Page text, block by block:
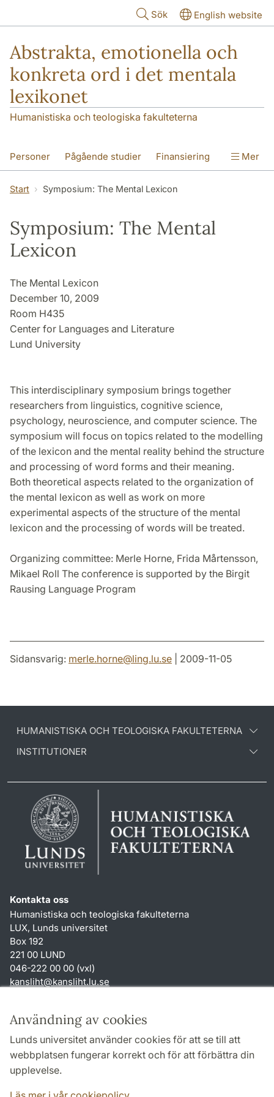
Användning av cookies
Lunds universitet använder cookies för att se till att
webbplatsen fungerar korrekt och för att förbättra din
upplevelse.
Sök English website
Abstrakta, emotionella och
konkreta ord i det mentala
lexikonet
Humanistiska och teologiska fakulteterna
Personer Pågående studier Finansiering
Symposium: The Mental Lexicon
Mer
Start Symposium: The Mental Lexicon
Symposium: The Mental
Lexicon
The Mental Lexicon
December 10, 2009
Room H435
Center for Languages and Literature
Lund University
This interdisciplinary symposium brings together
researchers from linguistics, cognitive science,
psychology, neuroscience, and computer science. The
symposium will focus on topics related to the modelling
of the lexicon and the mental reality behind the structure
and processing of word forms and their meaning.
Both theoretical aspects related to the organization of
the mental lexicon as well as work on more
experimental aspects of the structure of the mental
lexicon and the processing of words will be treated.
Organizing committee: Merle Horne, Frida Mårtensson,
Mikael Roll The conference is supported by the Birgit
Rausing Language Program
Sidansvarig: merle.horne@ling.lu.se | 2009-11-05
HUMANISTISKA OCH TEOLOGISKA FAKULTETERNA
INSTITUTIONER
Kontakta oss
Humanistiska och teologiska fakulteterna
LUX, Lunds universitet
Box 192
221 00 LUND
046-222 00 00 (vxl)
kansliht@kansliht.lu.se
Genvägar
Om webbplatsen och cookies
Behandling av personuppgifter
Tillgänglighetsredogörelse